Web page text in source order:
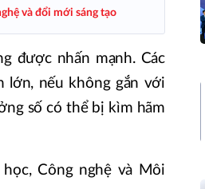
và đổi mới sáng tạo
được nhấn mạnh. Các
nếu không gắn với
số có thể bị kìm hãm